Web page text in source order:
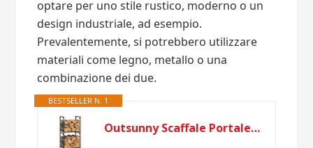
optare per uno stile rustico, moderno o un
design industriale, ad esempio.
Prevalentemente, si potrebbero utilizzare
materiali come legno, metallo o una
combinazione dei due.
BESTSELLER N. 1
Outsunny Scaffale Portalegna da Esterno e Interno a 3 Livelli, Uso Separato o Impilato, Legnaia in Metallo con Ganci per Attrezzi, Nero